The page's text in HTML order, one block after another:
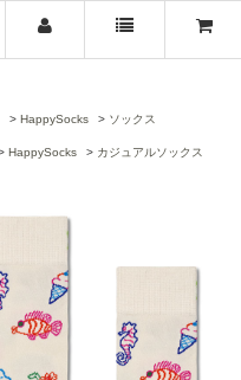
HappySocks ソックス
HappySocks カジュアルソックス